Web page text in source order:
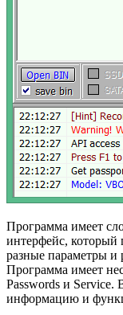
Программа имеет
интерфейс, который
разные параметры
Программа имеет
Passwords и
информацию и